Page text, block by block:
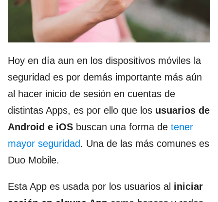
Hoy en día aun en los dispositivos móviles la
seguridad es por demás importante más aún
al hacer inicio de sesión en cuentas de
distintas Apps, es por ello que los usuarios de
Android e iOS buscan una forma de tener
mayor seguridad. Una de las más comunes es
Duo Mobile.
Esta App es usada por los usuarios al iniciar